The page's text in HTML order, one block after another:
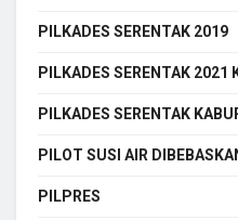
PILKADES SERENTAK 2019
PILKADES SERENTAK 2021
PILKADES SERENTAK
PILOT SUSI AIR
PILPRES